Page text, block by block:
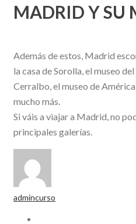
MADRID Y SU
Además de estos, Madrid
la casa de Sorolla, el museo
Cerralbo, el museo de
mucho más.
Si váis a viajar a Madrid, no
principales galerías.
admincurso